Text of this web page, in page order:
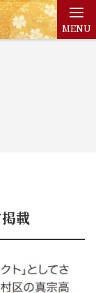
MENU
載